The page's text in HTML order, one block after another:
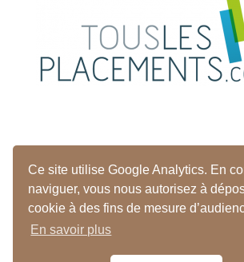
Ce site utilise Google Analytics. En
naviguer, vous nous autorisez à
cookie à des fins de mesure
En savoir plus
Vos placements
à frais